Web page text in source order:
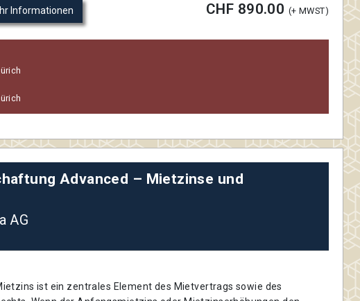
Informationen CHF 890.00 (+ MWST)
Advanced – Mietzinse und
AG
ist ein zentrales Element des Mietvertrags sowie des